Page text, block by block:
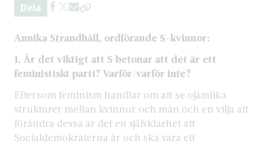
Dela
Annika Strandhäll, ordförande S-kvinnor:
1. Är det viktigt att S betonar att det är ett
feministiskt parti? Varför/varför inte?
Eftersom feminism handlar om att se ojämlika
strukturer mellan kvinnor och män och en vilja att
förändra dessa är det en självklarhet att
Socialdemokraterna är och ska vara ett